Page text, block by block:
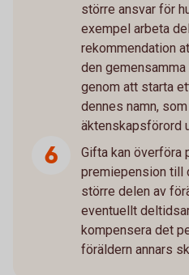
större ansvar för
exempel arbeta
rekommendation
den
genom att starta
dennes namn,
äktenskapsförord
Gifta kan överföra
premiepension till
större delen av
eventuellt
kompensera det
föräldern annars